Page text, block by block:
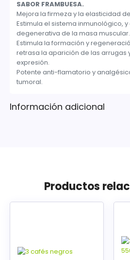
Información adicional
SABOR FRAMBUESA.
Mejora la firmeza y la elasticidad
Estimula el sistema inmunológico,
degenerativa de la masa muscular.
Estimula la formación y
retrasa la aparición de las arrugas
expresión.
Potente anti-flamatorio y
tumoral.
Productos